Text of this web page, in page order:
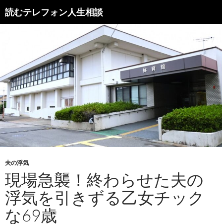
読むテレフォン人生相談
夫の浮気
現場急襲！終わらせた夫の
浮気を引きずる乙女チック
な69歳